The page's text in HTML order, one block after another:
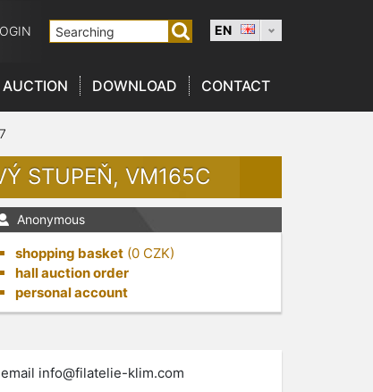
EN
DOWNLOAD CONTACT
STUPEŇ, VM165C
Anonymous
shopping basket (0 CZK)
hall auction order
personal account
info@filatelie-klim.com